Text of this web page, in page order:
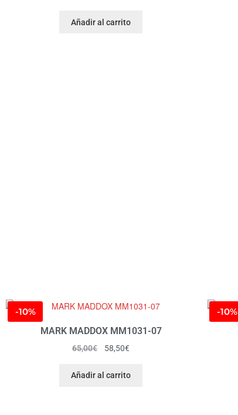
Añadir al carrito
-10%
MARK MADDOX MM1031-07
65,00€ 58,50€
Añadir al carrito
-10%